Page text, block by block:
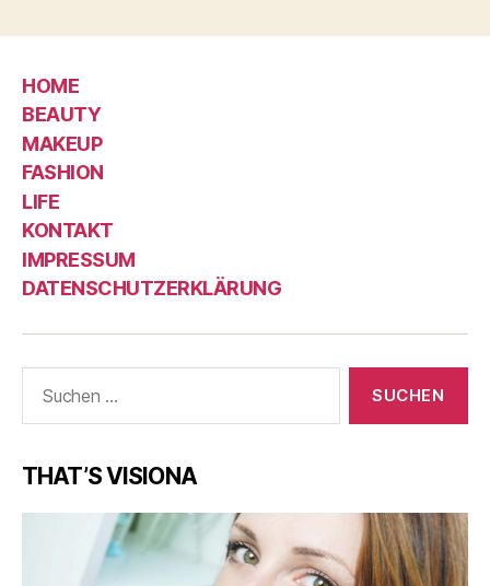
HOME
BEAUTY
MAKEUP
FASHION
LIFE
KONTAKT
IMPRESSUM
DATENSCHUTZERKLÄRUNG
nach:
THAT’S VISIONA